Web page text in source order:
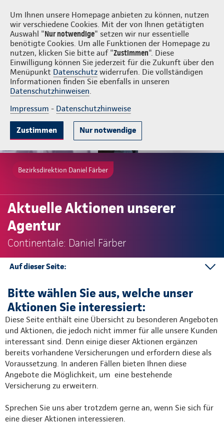
Um Ihnen unsere Homepage anbieten zu können, nutzen
wir verschiedene Cookies. Mit der von Ihnen getätigten
Auswahl "Nur notwendige" setzen wir nur essentielle
benötigte Cookies. Um alle Funktionen der Homepage zu
nutzen, klicken Sie bitte auf "Zustimmen". Diese
Einwilligung können Sie jederzeit für die Zukunft über den
Menüpunkt Datenschutz widerrufen. Die vollständigen
Informationen finden Sie ebenfalls in unseren
Datenschutzhinweisen.
Impressum - Datenschutzhinweise
Zustimmen Nur notwendige
Daniel Färber Login
Bezirksdirektion Daniel Färber
Aktuelle Aktionen unserer
Agentur
Continentale: Daniel Färber
Auf dieser Seite:
Bitte wählen Sie aus, welche unser
Aktionen Sie interessiert:
Diese Seite enthält eine Übersicht zu besonderen Angeboten
und Aktionen, die jedoch nicht immer für alle unsere Kunden
interessant sind. Denn einige dieser Aktionen ergänzen
bereits vorhandene Versicherungen und erfordern diese als
Voraussetzung. In anderen Fällen bieten Ihnen diese
Angebote die Möglichkeit, um eine bestehende
Versicherung zu erweitern.
Sprechen Sie uns aber trotzdem gerne an, wenn Sie sich für
eine dieser Aktionen interessieren.